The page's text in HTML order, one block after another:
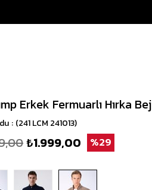
Erkek Fermuarlı Hırka Bej
(241 LCM 241013)
₺1.999,00 29